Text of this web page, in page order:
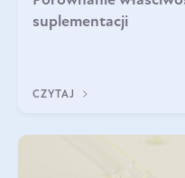
suplementacji
CZYTAJ